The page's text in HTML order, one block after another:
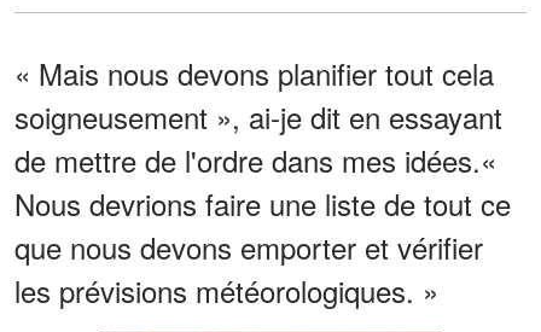
« Mais nous devons planifier tout cela
soigneusement », ai-je dit en essayant
de mettre de l'ordre dans mes idées.«
Nous devrions faire une liste de tout ce
que nous devons emporter et vérifier
les prévisions météorologiques. »